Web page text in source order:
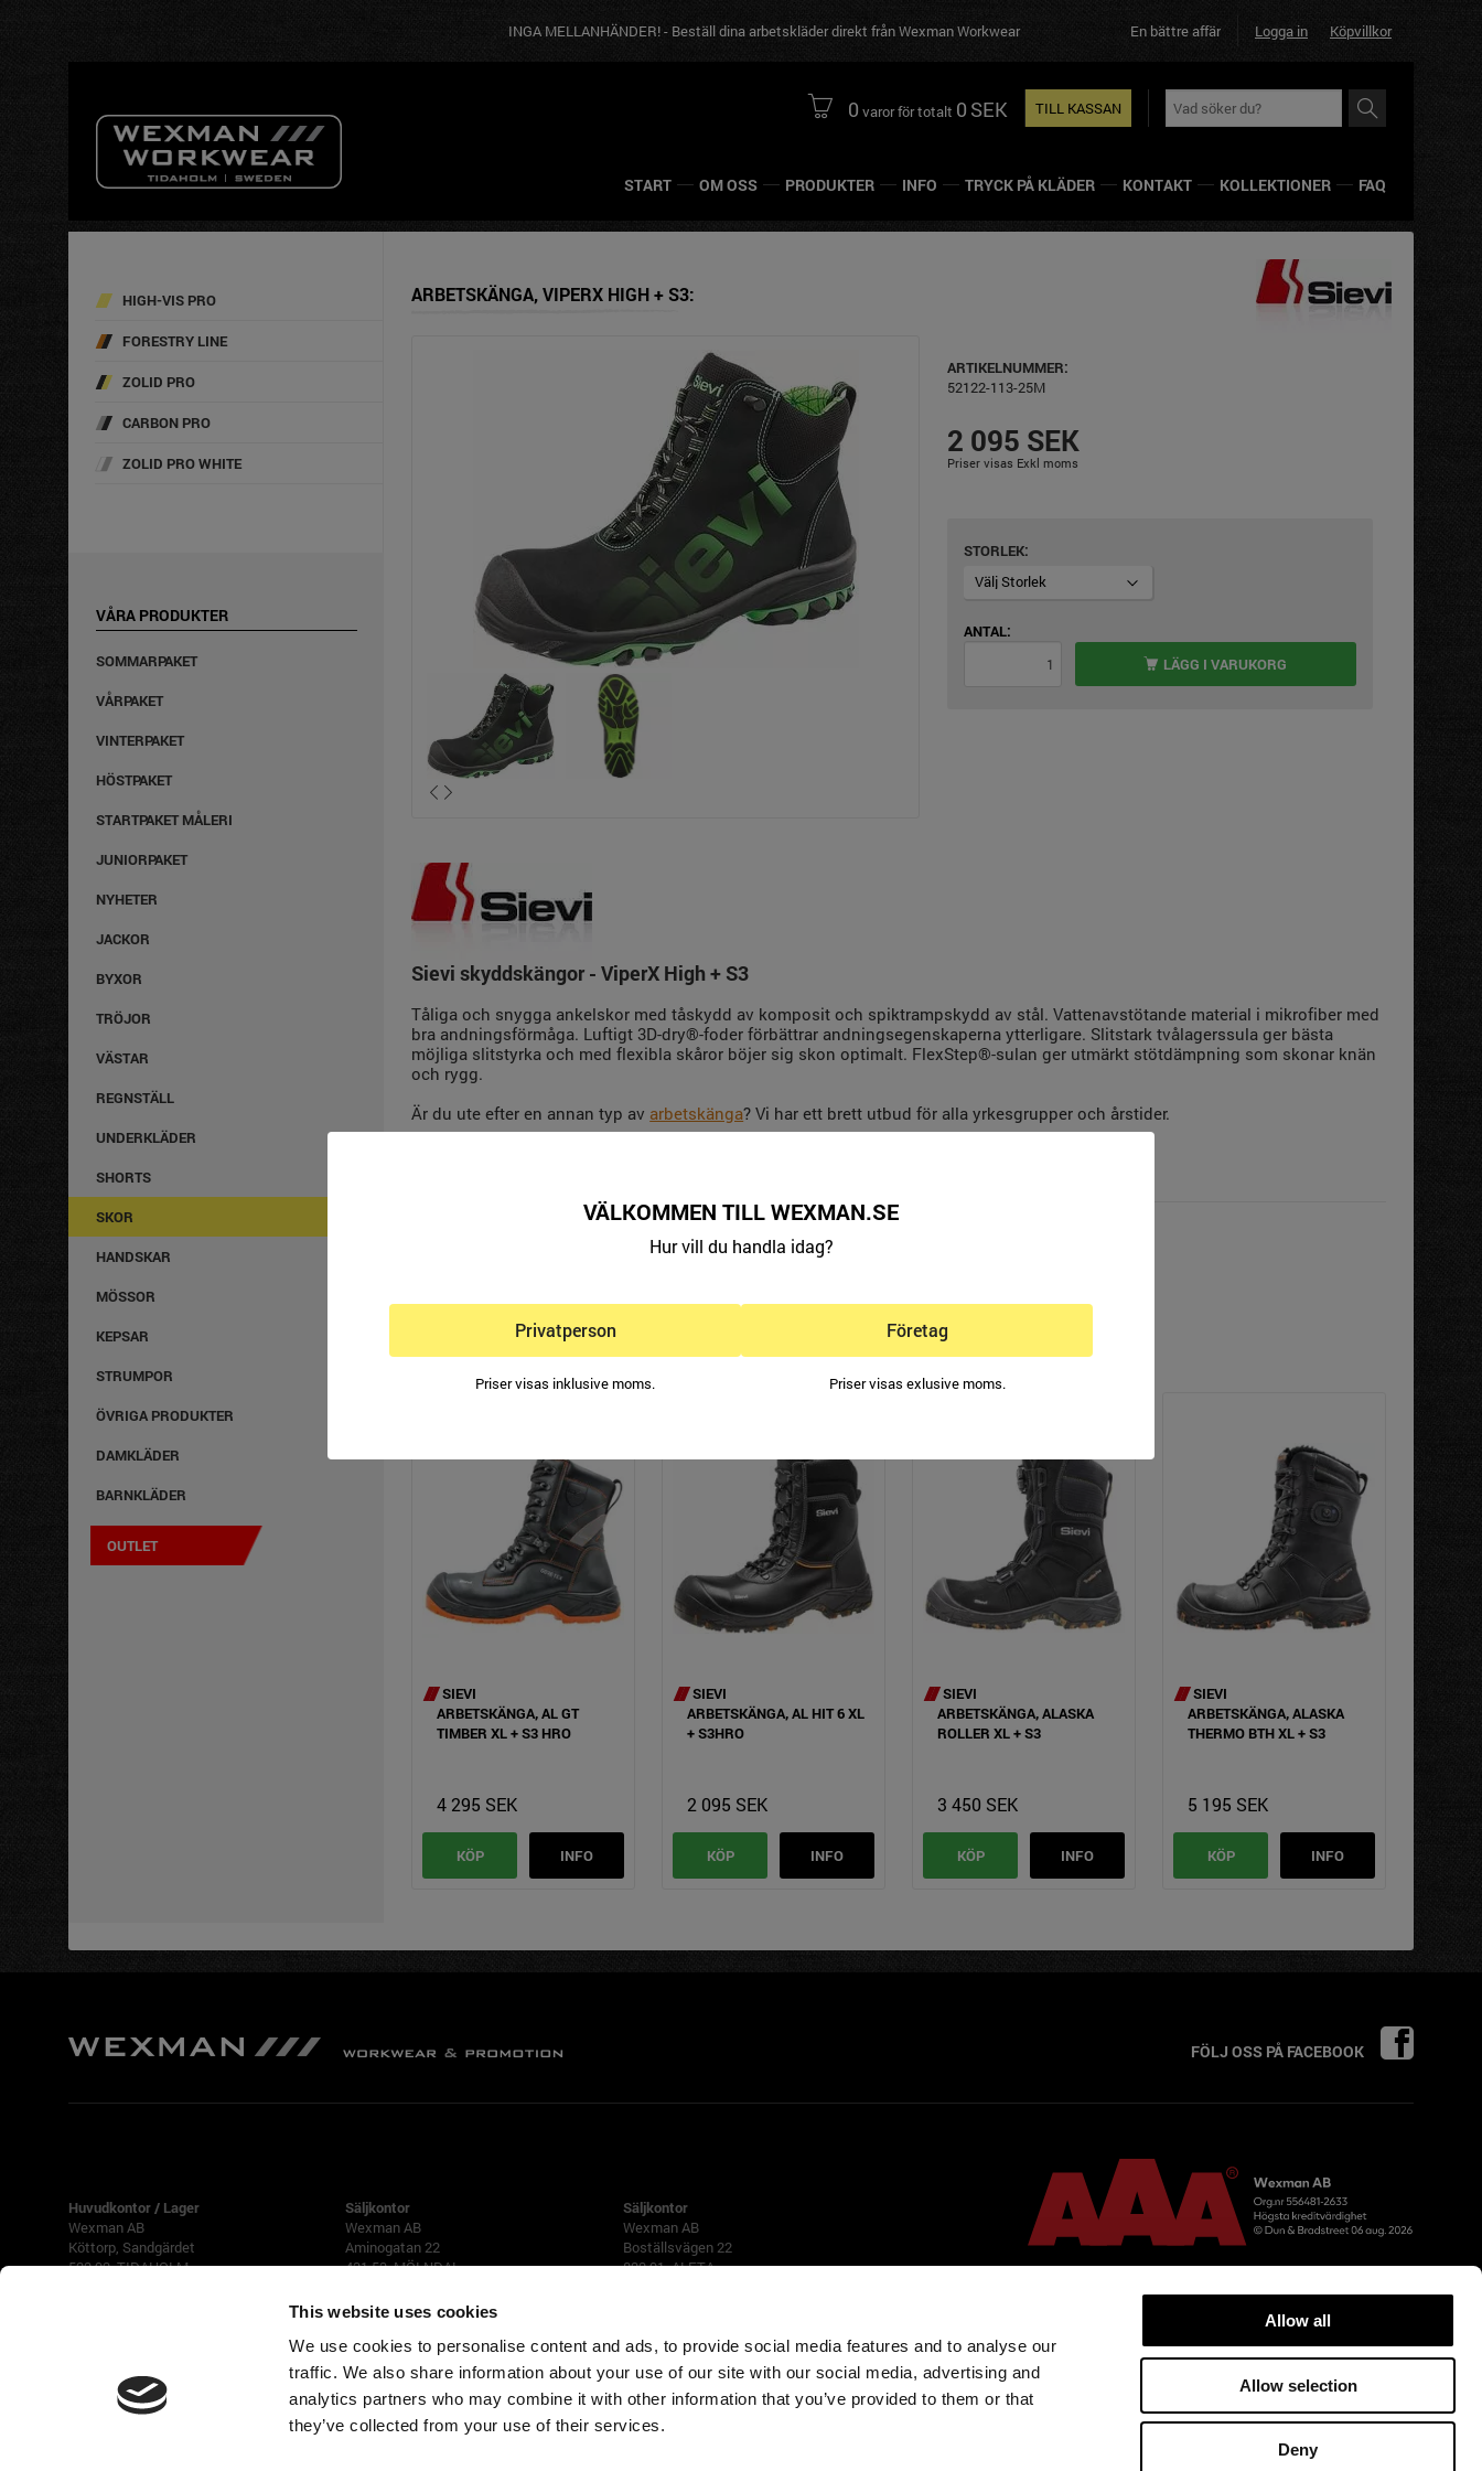
This website uses cookies
We use cookies to personalise content and ads, to provide social media features and to analyse our
traffic. We also share information about your use of our site with our social media, advertising and
analytics partners who may combine it with other information that you’ve provided to them or that
they’ve collected from your use of their services.
Allow all
Allow selection
Deny
INGA MELLANHÄNDER! - Beställ dina arbetskläder direkt från Wexman Workwear En bättre affär helt enkelt! Logga in Köpvillkor
TILL KASSAN
0 varor för totalt 0 SEK
START OM OSS PRODUKTER INFO TRYCK PÅ KLÄDER KONTAKT KOLLEKTIONER FAQ
HIGH-VIS PRO
FORESTRY LINE
ZOLID PRO
CARBON PRO
ZOLID PRO WHITE
VÅRA PRODUKTER
SOMMARPAKET
VÅRPAKET
VINTERPAKET
HÖSTPAKET
STARTPAKET MÅLERI
JUNIORPAKET
NYHETER
JACKOR
BYXOR
TRÖJOR
VÄSTAR
REGNSTÄLL
UNDERKLÄDER
SHORTS
SKOR
HANDSKAR
MÖSSOR
KEPSAR
STRUMPOR
ÖVRIGA PRODUKTER
DAMKLÄDER
BARNKLÄDER
OUTLET
ARBETSKÄNGA, VIPERX HIGH + S3
ARTIKELNUMMER:
52122-113-25M
2 095 SEK
Priser visas Exkl moms
STORLEK
ANTAL:
LÄGG I VARUKORG
Sievi skyddskängor - ViperX High + S3
Tåliga och snygga ankelskor med tåskydd av komposit och spiktrampskydd av stål. Vattenavstötande material i mikrofiber med
bra andningsförmåga. Luftigt 3D-dry®-foder förbättrar andningsegenskaperna ytterligare. Slitstark tvålagerssula ger bästa
möjliga slitstyrka och med flexibla skåror böjer sig skon optimalt. FlexStep®-sulan ger utmärkt stötdämpning som skonar knän
och rygg.
Är du ute efter en annan typ av arbetskänga? Vi har ett brett utbud för alla yrkesgrupper och årstider.
FLER PRODUKTER: SIEVI
SIEVI
ARBETSKÄNGA, AL GT
TIMBER XL + S3 HRO
4 295 SEK
KÖP INFO
SIEVI
ARBETSKÄNGA, AL HIT 6 XL
+ S3HRO
2 095 SEK
KÖP INFO
SIEVI
ARBETSKÄNGA, ALASKA
ROLLER XL + S3
3 450 SEK
KÖP INFO
SIEVI
ARBETSKÄNGA, ALASKA
THERMO BTH XL + S3
5 195 SEK
KÖP INFO
VÄLKOMMEN TILL WEXMAN.SE
Hur vill du handla idag?
Privatperson
Priser visas inklusive moms.
Företag
Priser visas exlusive moms.
FÖLJ OSS PÅ FACEBOOK
Huvudkontor / Lager
Wexman AB
Köttorp, Sandgärdet
522 92 TIDAHOLM
(Lunch 12 -13)
Fredag 08 - 16
Säljkontor
Wexman AB
Aminogatan 22
431 53 MÖLNDAL
Tfn 031-87 42 40
Säljkontor
Wexman AB
Boställsvägen 22
822 91 ALFTA